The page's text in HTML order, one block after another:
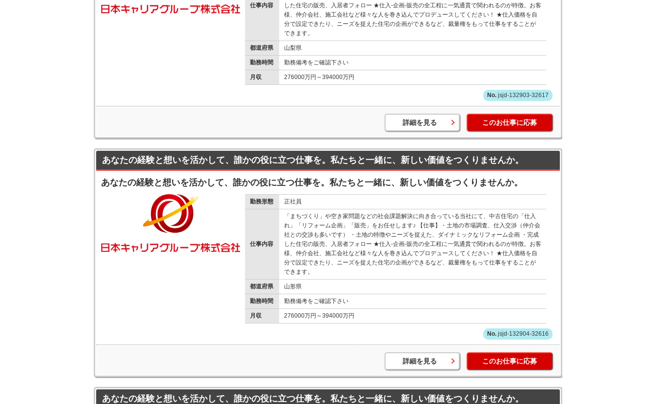
仕事内容
した住宅の販売、入居者フォロー ★仕入-企画-販売の全工程に一気通貫で関われるのが特徴。お客
様、仲介会社、施工会社など様々な人を巻き込んでプロデュースしてください！ ★仕入価格を自
分で設定できたり、ニーズを捉えた住宅の企画ができるなど、裁量権をもって仕事をすることが
できます。
都道府県 山梨県
勤務時間 勤務備考をご確認下さい
月収 276000万円～394000万円
jsjd-132903-32617
詳細を見る このお仕事に応募
あなたの経験と想いを活かして、誰かの役に立つ仕事を。私たちと一緒に、新しい価値をつくりませんか。
あなたの経験と想いを活かして、誰かの役に立つ仕事を。私たちと一緒に、新しい価値をつくりませんか。
勤務形態 正社員
仕事内容
「まちづくり」や空き家問題などの社会課題解決に向き合っている当社にて、中古住宅の「仕入
れ」「リフォーム企画」「販売」をお任せします♪ 【仕事】・土地の市場調査、仕入交渉（仲介会
社との交渉も多いです） ・土地の特徴やニーズを捉えた、ダイナミックなリフォーム企画 ・完成
した住宅の販売、入居者フォロー ★仕入-企画-販売の全工程に一気通貫で関われるのが特徴。お客
様、仲介会社、施工会社など様々な人を巻き込んでプロデュースしてください！ ★仕入価格を自
分で設定できたり、ニーズを捉えた住宅の企画ができるなど、裁量権をもって仕事をすることが
できます。
都道府県 山形県
勤務時間 勤務備考をご確認下さい
月収 276000万円～394000万円
jsjd-132904-32616
詳細を見る このお仕事に応募
あなたの経験と想いを活かして、誰かの役に立つ仕事を。私たちと一緒に、新しい価値をつくりませんか。